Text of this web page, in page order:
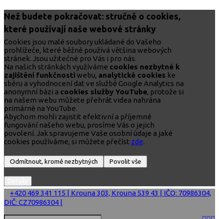
Než budete pokračovat: stručně o cookies,
které používají naše webové stránky
Cookies jsou malé soubory ukládané do Vašeho
prohlížeče, které běžně používá většina webových
stránek. Jsou užitečné pro Vás i pro nás.
Na našich stránkách využíváme cookies nezbytné k
zajištění funkčnosti webu, analytické cookies ke
sběru a vyhodnocení dat ve službě Google Analytics na
anonymní bázi a cookies služby YouTube, protože si
na našem webu můžete přehrát videa nahrána
primárně na YouTube.
Abychom mohli zajistit efektivní a příjemné
fungování našeho webu, prosíme Vás o jejich
povolení. Jak spravujeme Vaše osobní údaje a jaké
cookies používáme, si můžete přečíst zde.
+420 469 341 115 | Krouna 303, Krouna 539 43 | IČO: 70986304,
DIČ: CZ70986304 |